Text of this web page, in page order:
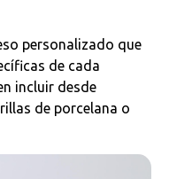
personalizado que
de cada
incluir desde
de porcelana o